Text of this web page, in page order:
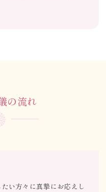
の流れ
い方々に真摯にお応えし